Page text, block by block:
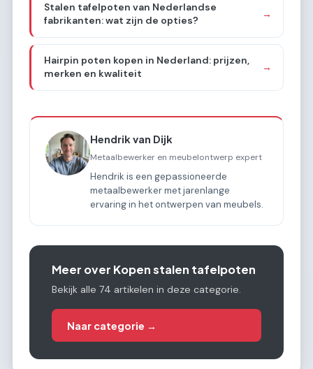
Stalen tafelpoten van Nederlandse
fabrikanten: wat zijn de opties?
→
Hairpin poten kopen in Nederland: prijzen,
merken en kwaliteit
→
Hendrik van Dijk
Metaalbewerker en meubelontwerp expert
Hendrik is een gepassioneerde
metaalbewerker met jarenlange
ervaring in het ontwerpen van meubels.
Meer over Kopen stalen tafelpoten
Bekijk alle 74 artikelen in deze categorie.
Naar categorie →